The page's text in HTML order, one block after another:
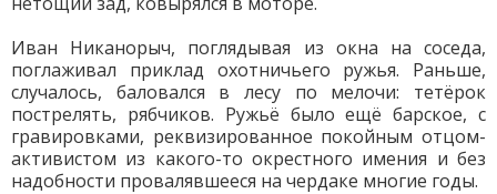
Иван Никанорыч, поглядывая из окна на соседа,
поглаживал приклад охотничьего ружья. Раньше,
случалось, баловался в лесу по мелочи: тетёрок
пострелять, рябчиков. Ружьё было ещё барское, с
гравировками, реквизированное покойным отцом-
активистом из какого-то окрестного имения и без
надобности провалявшееся на чердаке многие годы.